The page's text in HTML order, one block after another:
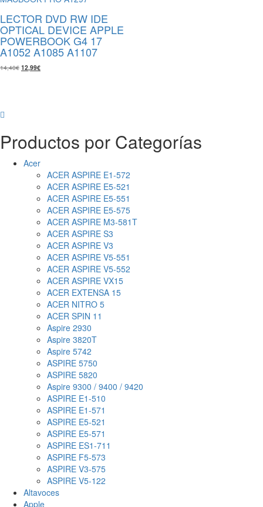
LECTOR DVD RW IDE
OPTICAL DEVICE APPLE
POWERBOOK G4 17
A1052 A1085 A1107
14,40€ El
12,99€El
Productos por Categorías
Acer
ACER ASPIRE E1-572
ACER ASPIRE E5-521
ACER ASPIRE E5-551
ACER ASPIRE E5-575
ACER ASPIRE M3-581T
ACER ASPIRE S3
ACER ASPIRE V3
ACER ASPIRE V5-551
ACER ASPIRE V5-552
ACER ASPIRE VX15
ACER EXTENSA 15
ACER NITRO 5
ACER SPIN 11
Aspire 2930
Aspire 3820T
Aspire 5742
ASPIRE 5750
ASPIRE 5820
Aspire 9300 / 9400 / 9420
ASPIRE E1-510
ASPIRE E1-571
ASPIRE E5-521
ASPIRE E5-571
ASPIRE ES1-711
ASPIRE F5-573
ASPIRE V3-575
ASPIRE V5-122
Altavoces
Apple